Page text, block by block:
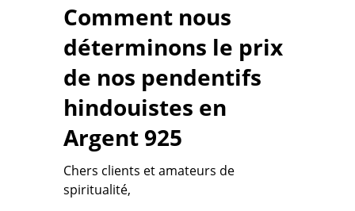
Comment nous
déterminons le prix
de nos pendentifs
hindouistes en
Argent 925
Chers clients et amateurs de
spiritualité,